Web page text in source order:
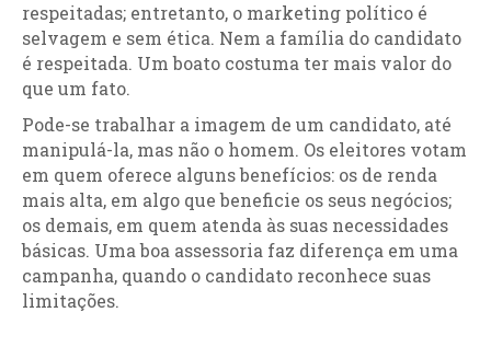
respeitadas; entretanto, o marketing político é
selvagem e sem ética. Nem a família do candidato
é respeitada. Um boato costuma ter mais valor do
que um fato.
Pode-se trabalhar a imagem de um candidato, até
manipulá-la, mas não o homem. Os eleitores votam
em quem oferece alguns benefícios: os de renda
mais alta, em algo que beneficie os seus negócios;
os demais, em quem atenda às suas necessidades
básicas. Uma boa assessoria faz diferença em uma
campanha, quando o candidato reconhece suas
limitações.